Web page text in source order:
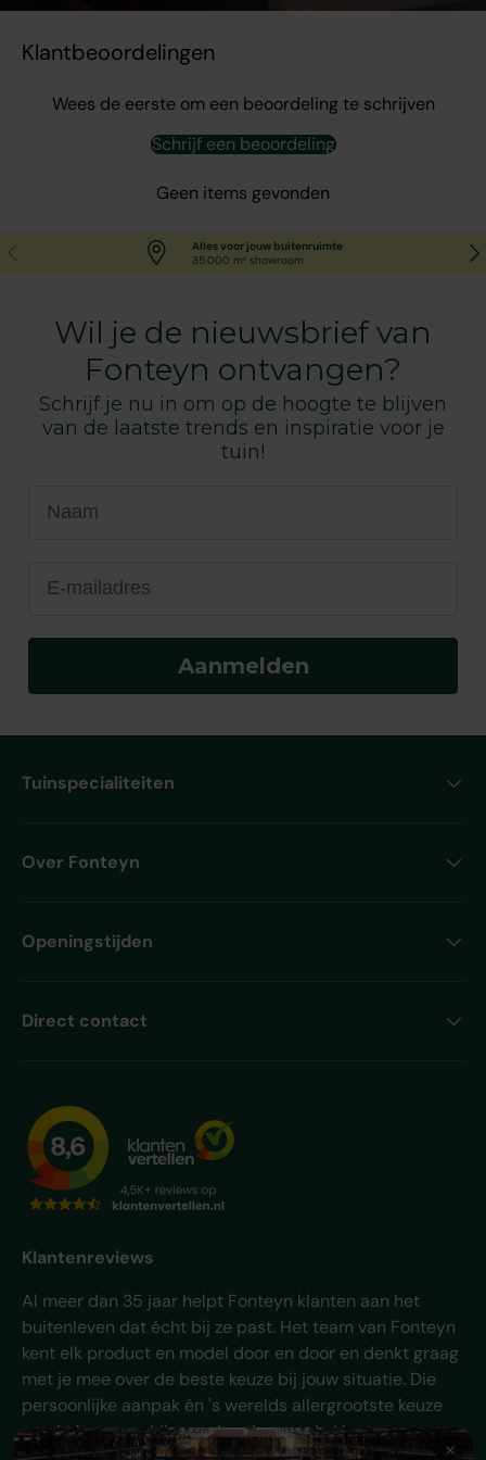
Klantbeoordelingen
Wees de eerste om een beoordeling te schrijven
Schrijf een beoordeling
Geen items gevonden
Alles voor jouw buitenruimte
35.000 m² showroom
Wil je de nieuwsbrief van
Fonteyn ontvangen?
Schrijf je nu in om op de hoogte te blijven
van de laatste trends en inspiratie voor je
tuin!
Aanmelden
Tuinspecialiteiten
Over Fonteyn
Openingstijden
Direct contact
Klantenreviews
Al meer dan 35 jaar helpt Fonteyn klanten aan het
buitenleven dat écht bij ze past. Het team van Fonteyn
kent elk product en model door en door en denkt graag
met je mee over de beste keuze bij jouw situatie. Die
persoonlijke aanpak én 's werelds allergrootste keuze
maakt het verschil - en daar komen de klanten van